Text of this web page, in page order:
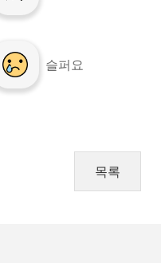
슬퍼요
목록